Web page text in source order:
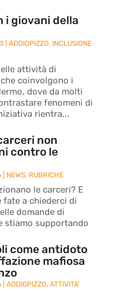
i giovani della
|ADDIOPIZZO, INCLUSIONE
attività di
coinvolgono i
dove da molti
fenomeni di
rientra...
non
contro le
NEWS, RUBRICHE
le carceri? E
fate a chiederci di
domande di
stiamo supportando
come antidoto
mafiosa
|ADDIOPIZZO,ATTIVITA'